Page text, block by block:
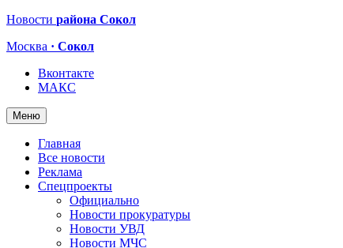
Новости района Сокол
Москва · Сокол
Вконтакте
МАКС
Меню
Главная
Все новости
Реклама
Спецпроекты
Официально
Новости прокуратуры
Новости УВД
Новости МЧС